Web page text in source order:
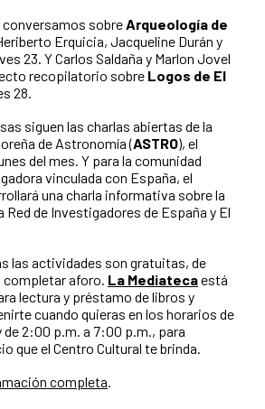
sobreArqueología de
Erquicia, Jacqueline Durán y
23. Y Carlos Saldaña y Marlon Jovel
recopilatorio sobre Logos de El
28.
siguen las charlas abiertas de la
de Astronomía (ASTRO), el
del mes. Y para la comunidad
vinculada con España, el
una charla informativa sobre la
de Investigadores de España y El
las actividades son gratuitas, de
completar aforo. La Mediatecaestá
lectura y préstamo de libros y
cuando quieras en los horarios de
de 2:00 p.m. a 7:00 p.m., para
que el Centro Cultural te brinda.
completa.